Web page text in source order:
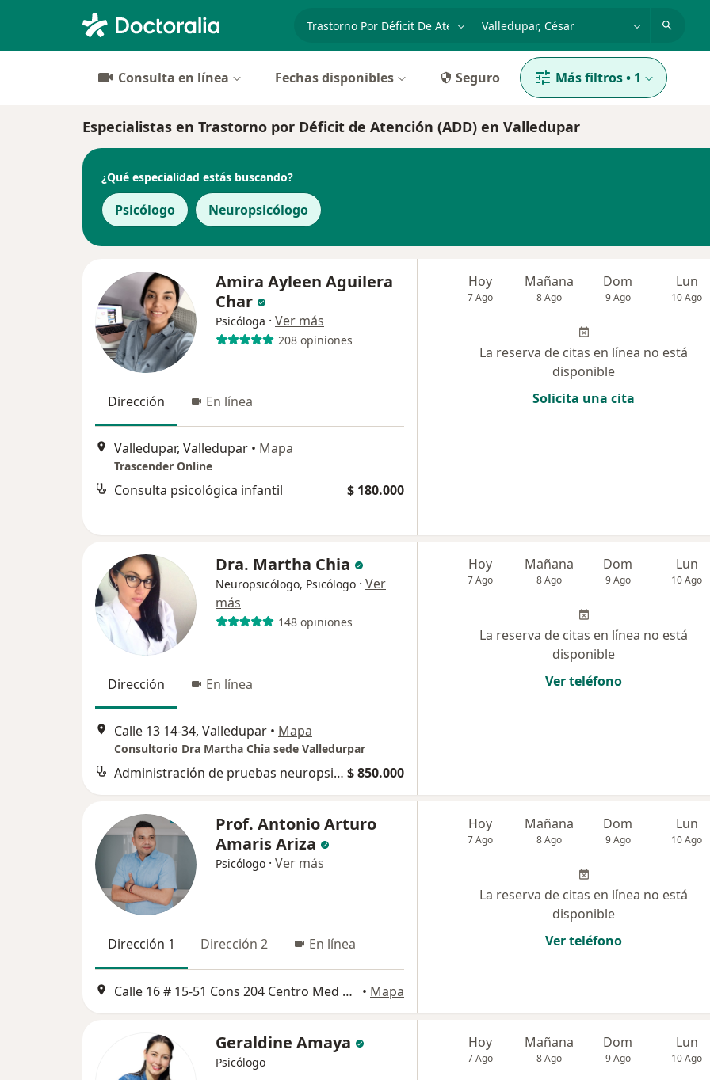
especialidad, enfermedad o nombre
Consulta en línea Fechas disponibles Seguro Más filtros• 1
Especialistas en Trastorno por Déficit de Atención (ADD) en Valledupar
¿Qué especialidad estás buscando?
Psicólogo Neuropsicólogo
Amira Ayleen Aguilera
Char
Psicóloga · Ver más
208 opiniones
Dirección En línea
Valledupar, Valledupar • Mapa
Trascender Online
Consulta psicológica infantil $ 180.000
Hoy
7 Ago
Mañana
8 Ago
Dom
9 Ago
Lun
10 Ago
La reserva de citas en línea no está
disponible
Solicita una cita
Dra. Martha Chia
Neuropsicólogo, Psicólogo · Ver
más
148 opiniones
Dirección En línea
Calle 13 14-34, Valledupar • Mapa
Consultorio Dra Martha Chia sede Valledurpar
Administración de pruebas neuropsicológicas $ 850.000
Hoy
7 Ago
Mañana
8 Ago
Dom
9 Ago
Lun
10 Ago
La reserva de citas en línea no está
disponible
Ver teléfono
Prof. Antonio Arturo
Amaris Ariza
Psicólogo · Ver más
Dirección 1 Dirección 2 En línea
Calle 16 # 15-51 Cons 204 Centro Med Especialista, Valledupar • Mapa
Hoy
7 Ago
Mañana
8 Ago
Dom
9 Ago
Lun
10 Ago
La reserva de citas en línea no está
disponible
Ver teléfono
Geraldine Amaya
Psicólogo
Hoy
7 Ago
Mañana
8 Ago
Dom
9 Ago
Lun
10 Ago